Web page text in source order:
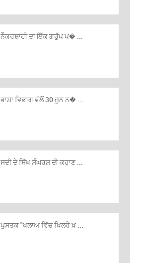
ਨੌਕਰਸ਼ਾਹੀ ਦਾ ਇੱਕ ਗਰੁੱਪ ਪ� ...
ਭਾਸ਼ਾ ਵਿਭਾਗ ਵੱਲੋਂ 30 ਜੂਨ ਨ� ...
ਸਦੀ ਦੇ ਸਿੱਖ ਸੰਘਰਸ਼ ਦੀ ਕਹਾਣ ...
ਪੁਸਤਕ "ਖਲਾਅ ਵਿੱਚ ਖਿਲਰੇ ਖ਼ ...